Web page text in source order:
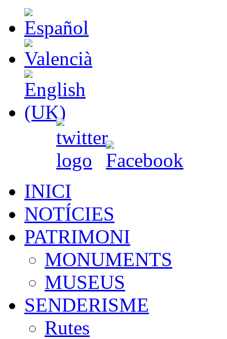
INICI
NOTÍCIES
PATRIMONI
MONUMENTS
MUSEUS
SENDERISME
Rutes